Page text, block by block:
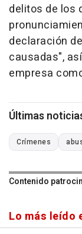
delitos de los
declaración
causadas",
empresa
Últimas
Crímenes
Contenido
Lo más leído